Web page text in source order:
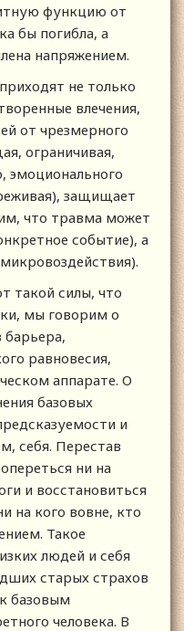
функцию от
бы погибла, а
напряжением.
не только
влечения,
от чрезмерного
ограничивая,
эмоционального
защищает
что травма может
событие), а
такой силы, что
мы говорим о
равновесия,
аппарате. О
базовых
и
себя. Перестав
ни на
и восстановиться
на кого вовне, кто
Такое
людей и себя
старых страхов
базовым
человека. В